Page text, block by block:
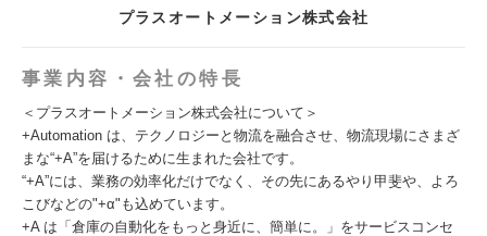
プラスオートメーション株式会社
事業内容・会社の特長
＜プラスオートメーション株式会社について＞
+Automation は、テクノロジーと物流を融合させ、物流現場にさまざ
まな“+A”を届けるために生まれた会社です。
“+A”には、業務の効率化だけでなく、その先にあるやり甲斐や、よろ
こびなどの"+α"も込めています。
+A は「倉庫の自動化をもっと身近に、簡単に。」をサービスコンセ